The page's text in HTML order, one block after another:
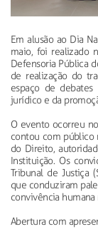
Em alusão ao Dia
maio, foi realizado
Defensoria Pública
de realização do
espaço de
jurídico e da
O evento ocorreu
contou com público
do Direito,
Instituição. Os
Tribunal de Justiça
que conduziram
convivência
Abertura com